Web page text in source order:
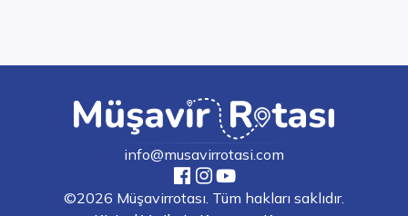
info@musavirrotasi.com
©2026 Müşavirrotası. Tüm hakları saklıdır.